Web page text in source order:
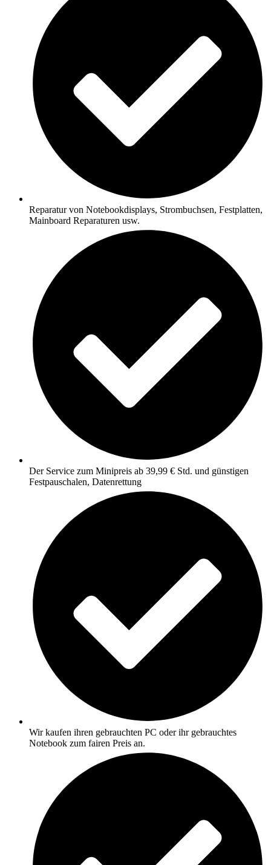
Reparatur von Notebookdisplays, Strombuchsen, Festplatten,
Mainboard Reparaturen usw.
Der Service zum Minipreis ab 39,99 € Std. und günstigen
Festpauschalen, Datenrettung
Wir kaufen ihren gebrauchten PC oder ihr gebrauchtes
Notebook zum fairen Preis an.